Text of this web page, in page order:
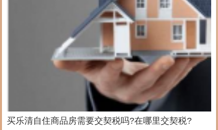
买乐清自住商品房需要交契税吗?在哪里交契税?